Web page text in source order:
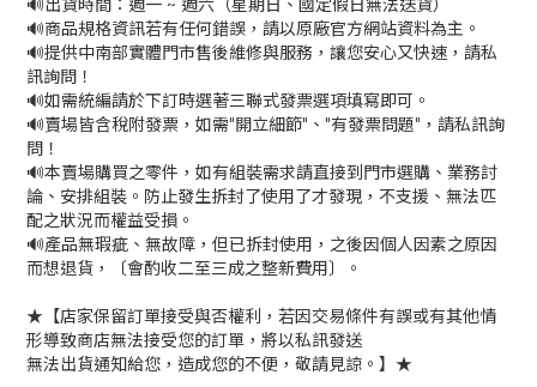
🔊出貨時間：週一 ~ 週六（星期日、國定假日無法送貨）
🔊商品規格資訊若有任何錯誤，請以原廠官方網站資料為主。
🔊提供中南部實體門市售後維修與服務，讓您安心又快速，請私
訊詢問！
🔊如需統編請於下訂時選著三聯式發票選項填寫即可。
🔊賣場皆含稅附發票，如需"開立細節"、"有發票問題"，請私訊詢
問！
🔊本賣場購買之零件，如有組裝需求請直接到門市選購、業務討
論、安排組裝。防止發生拆封了使用了才發現，不支援、無法匹
配之狀況而權益受損。
🔊產品無瑕疵、無故障，但已拆封使用，之後因個人因素之原因
而想退貨，〔會酌收二至三成之整新費用〕。
★【店家保留訂單接受與否權利，若因交易條件有誤或有其他情
形導致商店無法接受您的訂單，將以私訊發送
無法出貨通知給您，造成您的不便，敬請見諒。】★